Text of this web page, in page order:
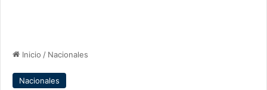
Inicio / Nacionales
Nacionales